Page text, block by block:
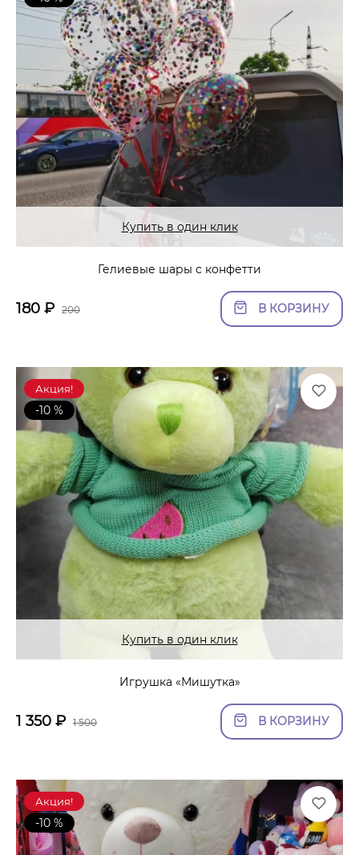
Купить в один клик
Гелиевые шары с конфетти
180 ₽ 200 В КОРЗИНУ
Акция!
-10 %
Купить в один клик
Игрушка «Мишутка»
1 350 ₽ 1 500 В КОРЗИНУ
Акция!
-10 %